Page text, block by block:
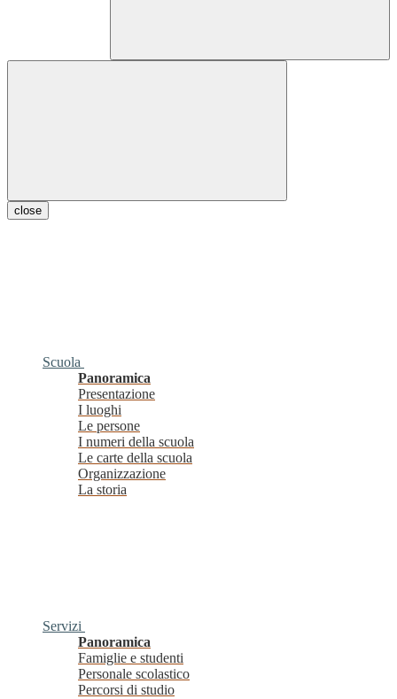
close
Scuola
Panoramica
Presentazione
I luoghi
Le persone
I numeri della scuola
Le carte della scuola
Organizzazione
La storia
Servizi
Panoramica
Famiglie e studenti
Personale scolastico
Percorsi di studio